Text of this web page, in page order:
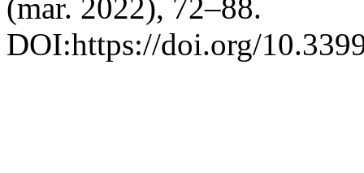
(mar. 2022), 72–88.
DOI:https://doi.org/